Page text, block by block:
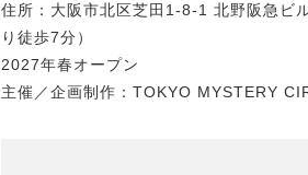
住所：大阪市北区芝田1-8-1 北野阪急ビ
り徒歩7分）
2027年春オープン
主催／企画制作：TOKYO MYSTERY